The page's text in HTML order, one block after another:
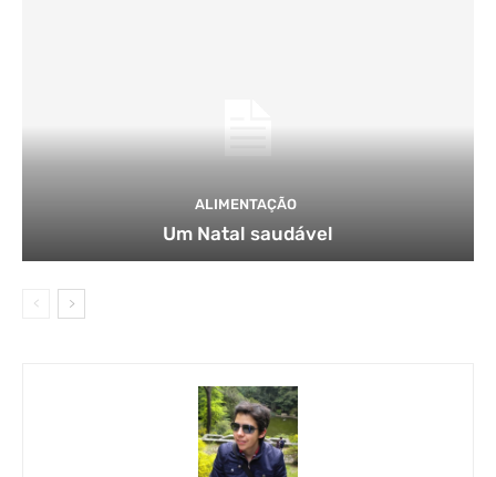
ALIMENTAÇÃO
Um Natal saudável